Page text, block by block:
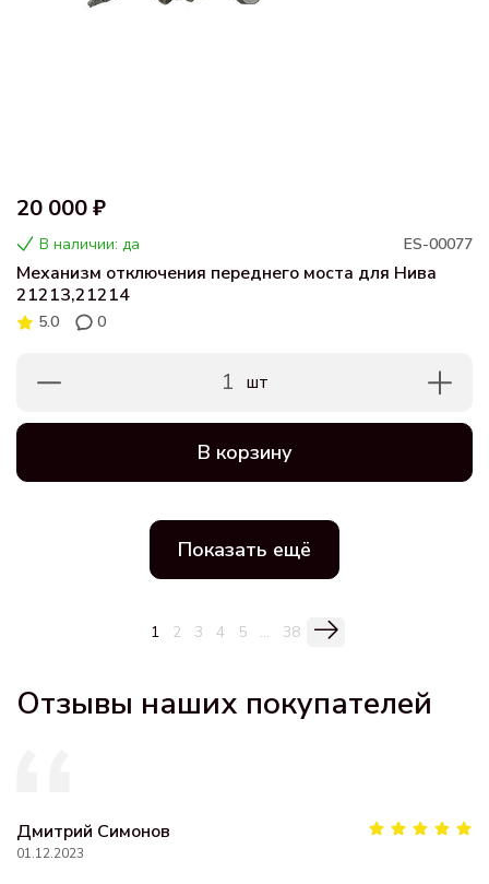
20 000 ₽
В наличии: да ES-00077
Механизм отключения переднего моста для Нива
21213,21214
5.0 0
1 шт
В корзину
Показать ещё
1 2 3 4 5 ... 38
Отзывы наших покупателей
Дмитрий Симонов
01.12.2023